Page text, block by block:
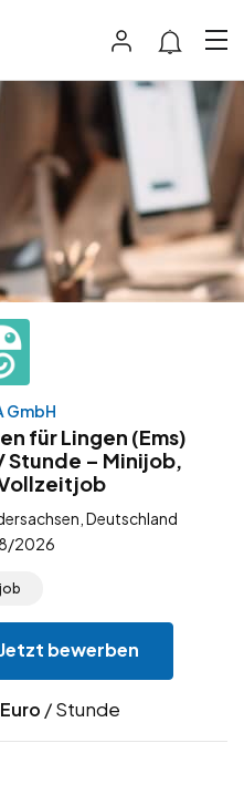
GmbH
für Lingen (Ems)
– Minijob,
Deutschland
2026
Jetzt bewerben
Euro / Stunde